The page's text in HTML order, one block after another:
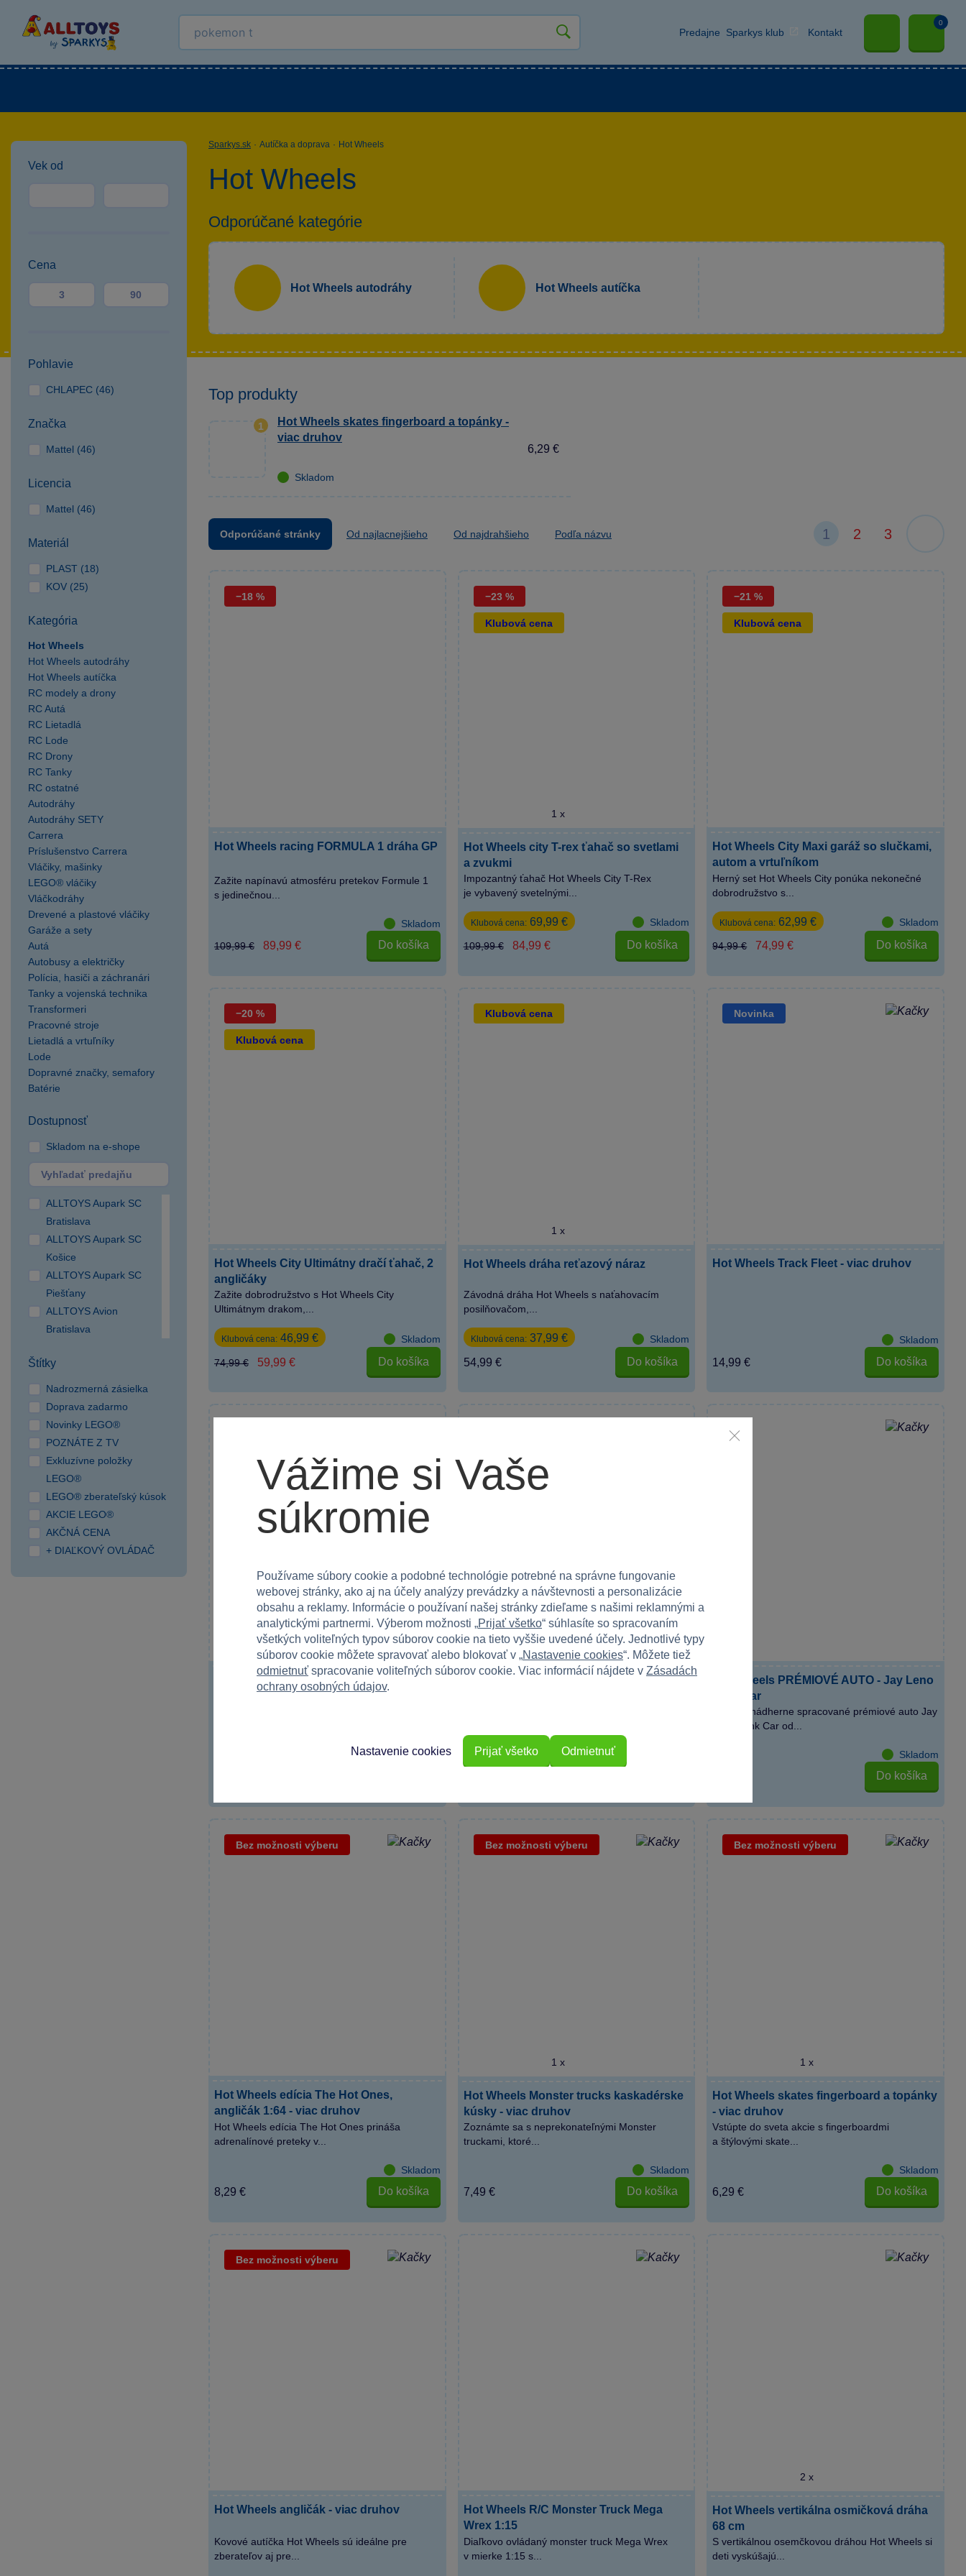
Predajne Sparkys klub Kontakt
0
Vek od
Cena
Pohlavie
CHLAPEC (46)
Značka
Mattel (46)
Licencia
Mattel (46)
Materiál
PLAST (18)
KOV (25)
Kategória
Hot Wheels
Hot Wheels autodráhy
Hot Wheels autíčka
RC modely a drony
RC Autá
RC Lietadlá
RC Lode
RC Drony
RC Tanky
RC ostatné
Autodráhy
Autodráhy SETY
Carrera
Príslušenstvo Carrera
Vláčiky, mašinky
LEGO® vláčiky
Vláčkodráhy
Drevené a plastové vláčiky
Garáže a sety
Autá
Autobusy a električky
Polícia, hasiči a záchranári
Tanky a vojenská technika
Transformeri
Pracovné stroje
Lietadlá a vrtuľníky
Lode
Dopravné značky, semafory
Batérie
Dostupnosť
Skladom na e-shope
ALLTOYS Aupark SC
Bratislava
ALLTOYS Aupark SC
Košice
ALLTOYS Aupark SC
Piešťany
ALLTOYS Avion
Bratislava
Bratislava
ALLTOYS Centro Nitra
ALLTOYS Nivy Bratislava
ALLTOYS OC Cassovia
Košice
ALLTOYS OC Korzo
Prievidza
SPARKYS Aupark SC
Žilina
SPARKYS Europa SC
Banská Bystrica
Poprad
Štítky
Nadrozmerná zásielka
Doprava zadarmo
Novinky LEGO®
POZNÁTE Z TV
Exkluzívne položky
LEGO®
LEGO® zberateľský kúsok
AKCIE LEGO®
AKČNÁ CENA
+ DIAĽKOVÝ OVLÁDAČ
Sparkys.sk · Autíčka a doprava · Hot Wheels
Hot Wheels
Odporúčané kategórie
Hot Wheels autodráhy Hot Wheels autíčka
Top produkty
1
Hot Wheels skates fingerboard a topánky -
viac druhov
Skladom
6,29 €
Odporúčané stránky Od najlacnejšieho Od najdrahšieho Podľa názvu 1 2 3
−18 %
Hot Wheels racing FORMULA 1 dráha GP
Zažite napínavú atmosféru pretekov Formule 1
s jedinečnou...
Skladom
109,99 €
89,99 € Do košíka
−23 %
Klubová cena
1 x
Hot Wheels city T-rex ťahač so svetlami
a zvukmi
Impozantný ťahač Hot Wheels City T-Rex
je vybavený svetelnými...
Klubová cena: 69,99 € Skladom
109,99 € 84,99 € Do košíka
−21 %
Klubová cena
Hot Wheels City Maxi garáž so slučkami,
autom a vrtuľníkom
Herný set Hot Wheels City ponúka nekonečné
dobrodružstvo s...
Klubová cena: 62,99 € Skladom
94,99 € 74,99 € Do košíka
−20 %
Klubová cena
Hot Wheels City Ultimátny dračí ťahač, 2
angličáky
Zažite dobrodružstvo s Hot Wheels City
Ultimátnym drakom,...
Klubová cena: 46,99 € Skladom
74,99 € 59,99 € Do košíka
Klubová cena
1 x
Hot Wheels dráha reťazový náraz
Závodná dráha Hot Wheels s naťahovacím
posilňovačom,...
Klubová cena: 37,99 € Skladom
54,99 € Do košíka
Novinka
Hot Wheels Track Fleet - viac druhov
Skladom
14,99 € Do košíka
Hot Wheels Angličák color shifters -
rôzne druhy
Skladom
Hot Wheels MARIO KART angličák -
Hot Wheels PRÉMIOVÉ AUTO - Jay Leno
Tank Car
Objavte nádherne spracované prémiové auto Jay
Leno Tank Car od...
Skladom
Do košíka
Bez možnosti výberu
Hot Wheels edícia The Hot Ones,
angličák 1:64 - viac druhov
Hot Wheels edícia The Hot Ones prináša
adrenalínové preteky v...
Skladom
8,29 € Do košíka
Bez možnosti výberu
1 x
Hot Wheels Monster trucks kaskadérske
kúsky - viac druhov
Zoznámte sa s neprekonateľnými Monster
truckami, ktoré...
Skladom
7,49 € Do košíka
Bez možnosti výberu
1 x
Hot Wheels skates fingerboard a topánky
- viac druhov
Vstúpte do sveta akcie s fingerboardmi
a štýlovými skate...
Skladom
6,29 € Do košíka
Bez možnosti výberu
Hot Wheels angličák - viac druhov
Kovové autíčka Hot Wheels sú ideálne pre
zberateľov aj pre...
Hot Wheels R/C Monster Truck Mega
Wrex 1:15
Diaľkovo ovládaný monster truck Mega Wrex
v mierke 1:15 s...
2 x
Hot Wheels vertikálna osmičková dráha
68 cm
S vertikálnou osemčkovou dráhou Hot Wheels si
deti vyskúšajú...
Vážime si Vaše
súkromie
Používame súbory cookie a podobné technológie potrebné na správne fungovanie
webovej stránky, ako aj na účely analýzy prevádzky a návštevnosti a personalizácie
obsahu a reklamy. Informácie o používaní našej stránky zdieľame s našimi reklamnými a
analytickými partnermi. Výberom možnosti „Prijať všetko“ súhlasíte so spracovaním
všetkých voliteľných typov súborov cookie na tieto vyššie uvedené účely. Jednotlivé typy
súborov cookie môžete spravovať alebo blokovať v „Nastavenie cookies“. Môžete tiež
odmietnuť spracovanie voliteľných súborov cookie. Viac informácií nájdete v Zásadách
ochrany osobných údajov.
Odmietnuť
Nastavenie cookies Prijať všetko